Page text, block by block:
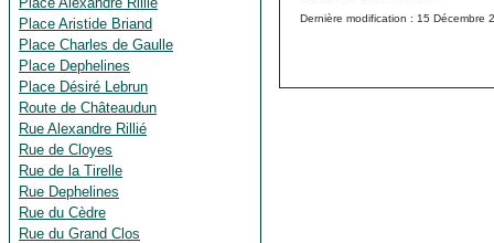
Place Aristide Briand
Place Charles de Gaulle
Place Dephelines
Place Désiré Lebrun
Route de Châteaudun
Rue Alexandre Rillié
Rue de Cloyes
Rue de la Tirelle
Rue Dephelines
Rue du Cèdre
Rue du Grand Clos
Dernière modification : 15 Décembre